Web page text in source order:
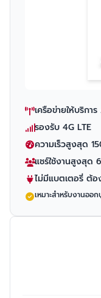
เครือข่ายให้บริกา
รองรับ 4G LTE
ความเร็วสูงสุด
แชร์ใช้งานสูงสุด
ไม่มีแบตเตอรี่ ต้อ
เหมาะสำหรับงานออ